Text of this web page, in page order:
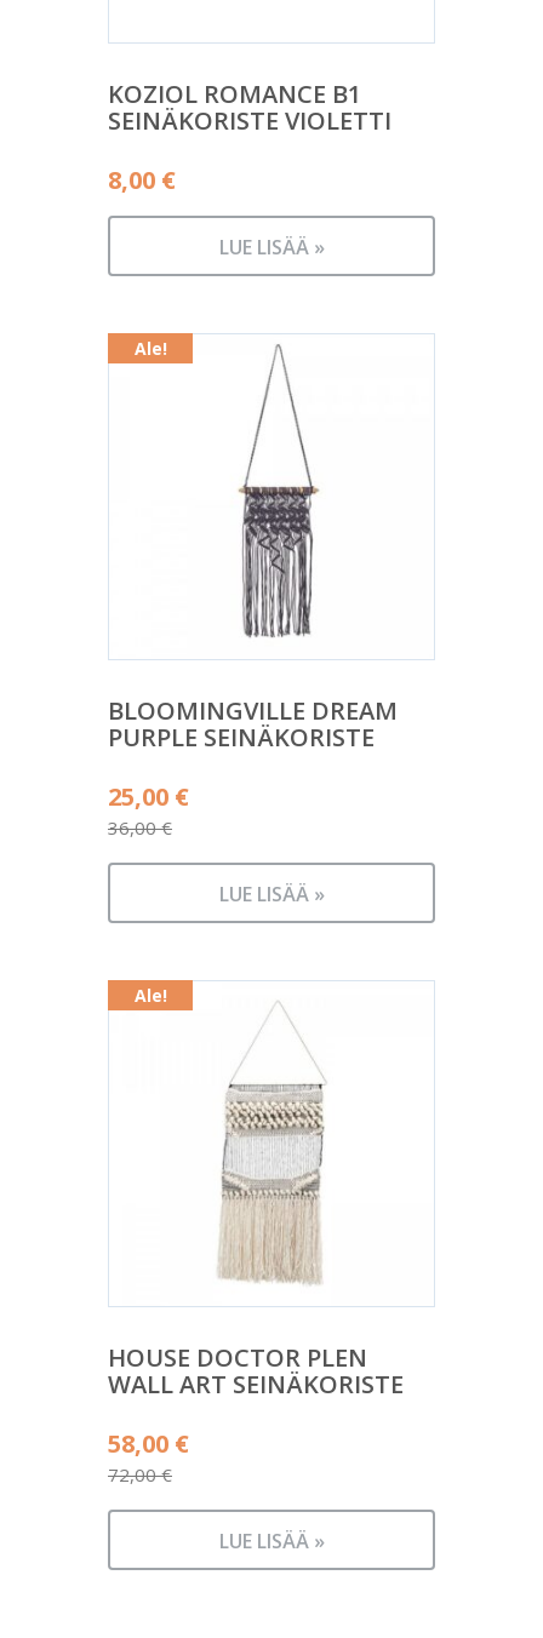
KOZIOL ROMANCE B1
SEINÄKORISTE VIOLETTI
8,00 €
LUE LISÄÄ »
Ale!
BLOOMINGVILLE DREAM
PURPLE SEINÄKORISTE
36,00€
Alkuperäinen
hinta
oli:
25,00 €
Nykyinen
on:
LUE LISÄÄ »
Ale!
HOUSE DOCTOR PLEN
WALL ART SEINÄKORISTE
72,00€
Alkuperäinen
hinta
oli:
58,00 €
Nykyinen
on:
LUE LISÄÄ »